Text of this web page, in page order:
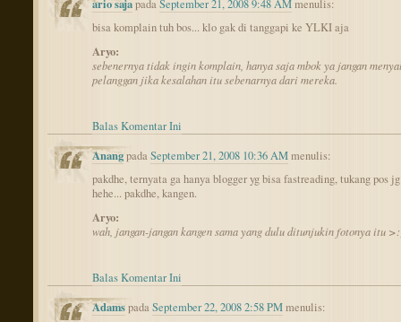
ario sajapadaSeptember 21, 2008 9:48 AMmenulis:
bisa komplain tuh bos... klo gak di tanggapi ke YLKI aja
Aryo:
sebenernya tidak ingin komplain, hanya saja mbok ya jangan
pelanggan jika kesalahan itu sebenarnya dari mereka.
Balas Komentar Ini
AnangpadaSeptember 21, 2008 10:36 AMmenulis:
pakdhe, ternyata ga hanya blogger yg bisa fastreading, tukang pos
hehe... pakdhe, kangen.
Aryo:
wah, jangan-jangan kangen sama yang dulu ditunjukin fotonya itu
Balas Komentar Ini
AdamspadaSeptember 22, 2008 2:58 PMmenulis: